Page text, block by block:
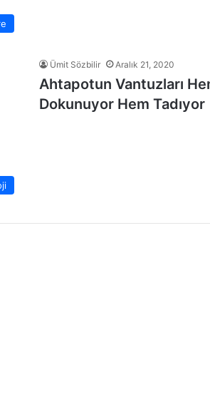
Ümit Sözbilir Aralık 21, 2020
Ahtapotun Vantuzları
Dokunuyor Hem Tadıyor